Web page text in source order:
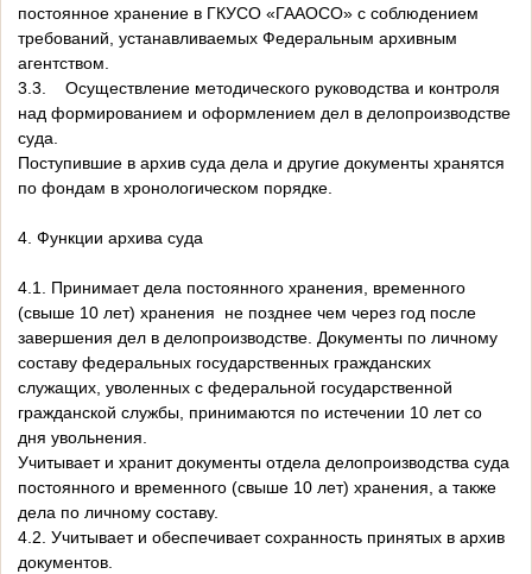
постоянное хранение в ГКУСО «ГААОСО» с соблюдением
требований, устанавливаемых Федеральным архивным
агентством.
3.3. Осуществление методического руководства и контроля
над формированием и оформлением дел в делопроизводстве
суда.
Поступившие в архив суда дела и другие документы хранятся
по фондам в хронологическом порядке.
4. Функции архива суда
4.1. Принимает дела постоянного хранения, временного
(свыше 10 лет) хранения не позднее чем через год после
завершения дел в делопроизводстве. Документы по личному
составу федеральных государственных гражданских
служащих, уволенных с федеральной государственной
гражданской службы, принимаются по истечении 10 лет со
дня увольнения.
Учитывает и хранит документы отдела делопроизводства суда
постоянного и временного (свыше 10 лет) хранения, а также
дела по личному составу.
4.2. Учитывает и обеспечивает сохранность принятых в архив
документов.